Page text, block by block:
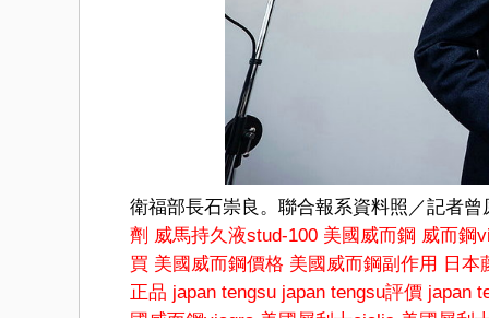
衛福部長石崇良。聯合報系資料照／記者曾
劑 威馬持久液stud-100 美國威而鋼 威而鋼
買 美國威而鋼價格 美國威而鋼副作用
日本
正品 japan tengsu japan tengsu評價 japan